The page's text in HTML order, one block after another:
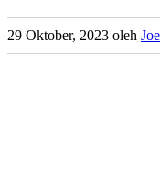
29 Oktober, 2023 oleh